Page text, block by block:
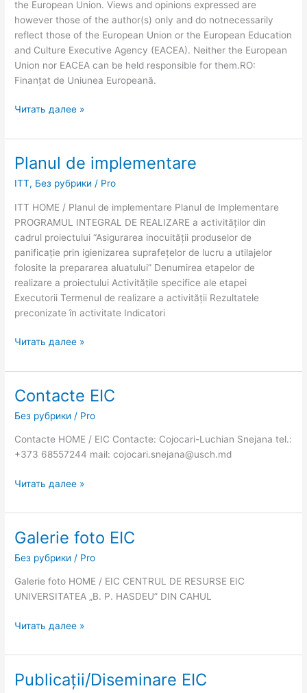
the European Union. Views and opinions expressed are
however those of the author(s) only and do notnecessarily
reflect those of the European Union or the European Education
and Culture Executive Agency (EACEA). Neither the European
Union nor EACEA can be held responsible for them.RO:
Finanțat de Uniunea Europeană.
Читать далее »
Planul de implementare
ITT, Без рубрики / Pro
ITT HOME / Planul de implementare Planul de Implementare
PROGRAMUL INTEGRAL DE REALIZARE a activităților din
cadrul proiectului “Asigurarea inocuității produselor de
panificație prin igienizarea suprafețelor de lucru a utilajelor
folosite la prepararea aluatului” Denumirea etapelor de
realizare a proiectului Activitățile specifice ale etapei
Executorii Termenul de realizare a activității Rezultatele
preconizate în activitate Indicatori
Planul
implementare
Читать далее »
Contacte EIC
Без рубрики / Pro
Contacte HOME / EIC Contacte: Cojocari-Luchian Snejana tel.:
+373 68557244 mail: cojocari.snejana@usch.md
Contacte
Читать далее »
Galerie foto EIC
Без рубрики / Pro
Galerie foto HOME / EIC CENTRUL DE RESURSE EIC
UNIVERSITATEA „B. P. HASDEU” DIN CAHUL
Galerie
EIC
Читать далее »
Publicații/Diseminare EIC
Publicații/Diseminare